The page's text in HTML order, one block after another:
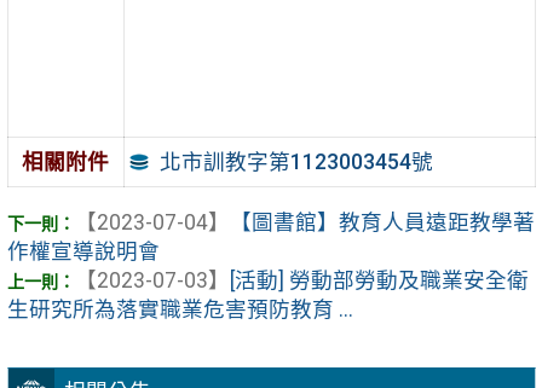
相關附件 北市訓教字第1123003454號
【2023-07-04】
【圖書館】教育人員遠距教學著
作權宣導說明會
【2023-07-03】
[活動] 勞動部勞動及職業安全衛
生研究所為落實職業危害預防教育 ...